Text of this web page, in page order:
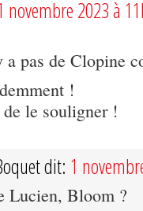
novembre 2023 à
a pas de Clopine
!
le souligner !
dit: 1
Lucien, Bloom ?